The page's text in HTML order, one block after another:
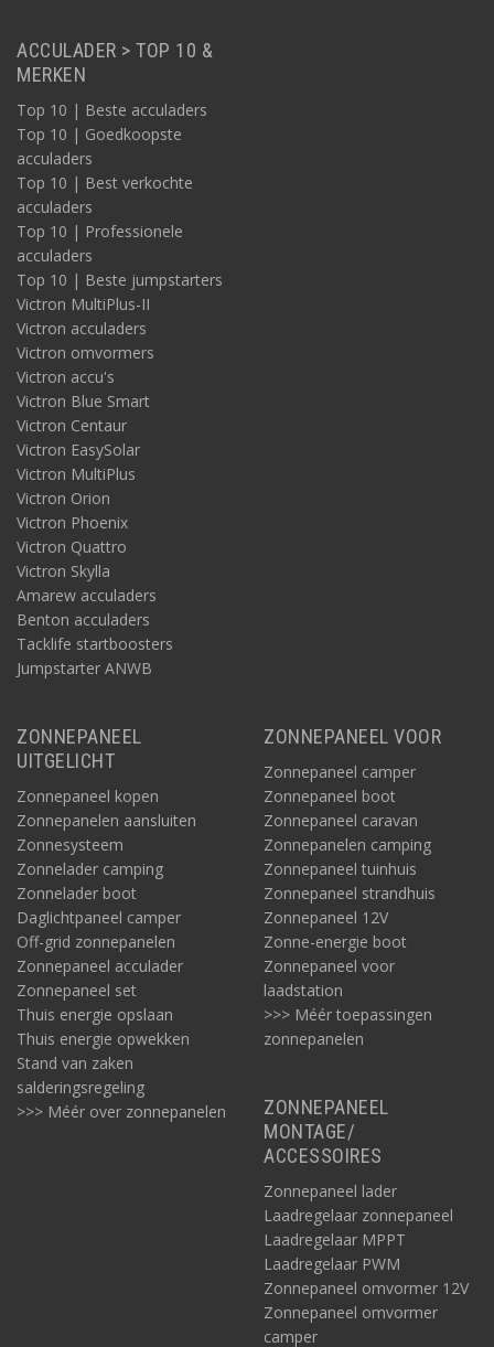
ACCULADER > TOP 10 &
MERKEN
Top 10 | Beste acculaders
Top 10 | Goedkoopste
acculaders
Top 10 | Best verkochte
acculaders
Top 10 | Professionele
acculaders
Top 10 | Beste jumpstarters
Victron MultiPlus-II
Victron acculaders
Victron omvormers
Victron accu's
Victron Blue Smart
Victron Centaur
Victron EasySolar
Victron MultiPlus
Victron Orion
Victron Phoenix
Victron Quattro
Victron Skylla
Amarew acculaders
Benton acculaders
Tacklife startboosters
Jumpstarter ANWB
ZONNEPANEEL
UITGELICHT
Zonnepaneel kopen
Zonnepanelen aansluiten
Zonnesysteem
Zonnelader camping
Zonnelader boot
Daglichtpaneel camper
Off-grid zonnepanelen
Zonnepaneel acculader
Zonnepaneel set
Thuis energie opslaan
Thuis energie opwekken
Stand van zaken
salderingsregeling
>>> Méér over zonnepanelen
ZONNEPANEEL VOOR
Zonnepaneel camper
Zonnepaneel boot
Zonnepaneel caravan
Zonnepanelen camping
Zonnepaneel tuinhuis
Zonnepaneel strandhuis
Zonnepaneel 12V
Zonne-energie boot
Zonnepaneel voor
laadstation
>>> Méér toepassingen
zonnepanelen
ZONNEPANEEL
MONTAGE/
ACCESSOIRES
Zonnepaneel lader
Laadregelaar zonnepaneel
Laadregelaar MPPT
Laadregelaar PWM
Zonnepaneel omvormer 12V
Zonnepaneel omvormer
camper